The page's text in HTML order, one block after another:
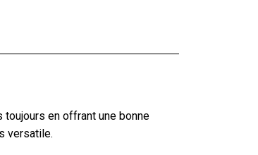
en offrant une bonne
versatile.